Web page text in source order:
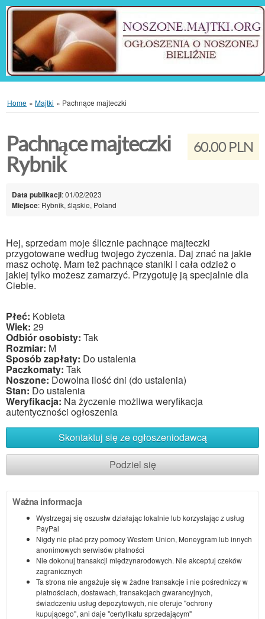
Home » Majtki » Pachnące majteczki
60.00 PLN
Pachnące majteczki
Rybnik
Data publikacji: 01/02/2023
Miejsce: Rybnik, śląskie, Poland
Hej, sprzedam moje ślicznie pachnące majteczki
przygotowane według twojego życzenia. Daj znać na jakie
masz ochotę. Mam też pachnące staniki i cała odzież o
jakiej tylko możesz zamarzyć. Przygotuję ją specjalnie dla
Ciebie.
Płeć: Kobieta
Wiek: 29
Odbiór osobisty: Tak
Rozmiar: M
Sposób zapłaty: Do ustalenia
Paczkomaty: Tak
Noszone: Dowolna ilość dni (do ustalenia)
Stan: Do ustalenia
Weryfikacja: Na życzenie możliwa weryfikacja
autentyczności ogłoszenia
Skontaktuj się ze ogłoszeniodawcą
Podziel się
Ważna informacja
Wystrzegaj się oszustw działając lokalnie lub korzystając z usług
PayPal
Nigdy nie płać przy pomocy Western Union, Moneygram lub innych
anonimowych serwisów płatności
Nie dokonuj transakcji międzynarodowych. Nie akceptuj czeków
zagranicznych
Ta strona nie angażuje się w żadne transakcje i nie pośredniczy w
płatnościach, dostawach, transakcjach gwarancyjnych,
świadczeniu usług depozytowych, nie oferuje "ochrony
kupującego", ani daje "certyfikatu sprzedającym"